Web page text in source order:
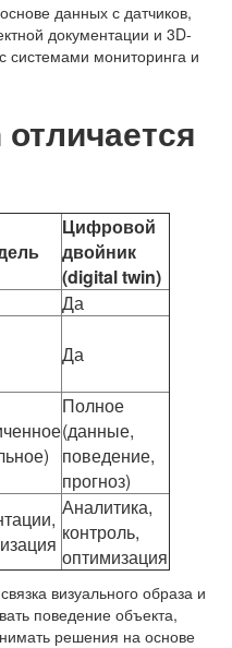
данных с датчиков,
документации и 3D-
системами мониторинга и
Цифровой
двойник
(digital twin)
Да
Да
Полное
(данные,
поведение,
прогноз)
Аналитика,
контроль,
оптимизация
визуального образа и
поведение объекта,
решения на основе